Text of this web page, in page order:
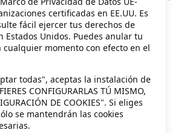
information).
certificadas en EE.UU. Es
fácil ejercer tus derechos de
Estados Unidos. Puedes anular tu
momento con efecto en el
todas", aceptas la instalación de
CONFIGURARLAS TÚ MISMO,
DE COOKIES". Si eliges
se mantendrán las cookies